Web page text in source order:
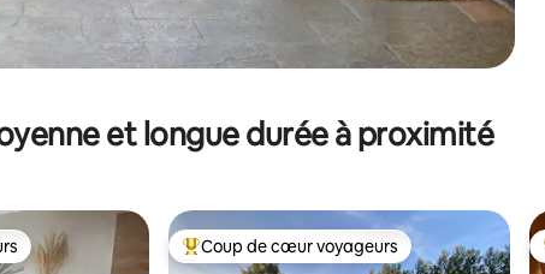
et longue durée à proximité
Coups de cœur voyageurs les plus appréciés
Coup de cœur voyageurs